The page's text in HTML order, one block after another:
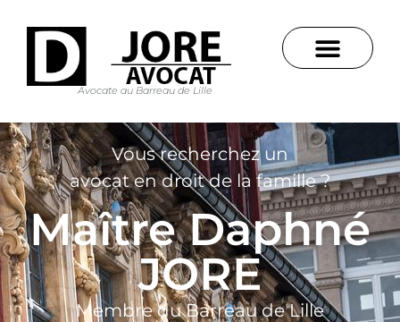
Avocate au Barreau de Lille
Vous recherchez un
avocat en droit de la famille ?
Maître Daphné
JORE
Membre du Barreau de Lille